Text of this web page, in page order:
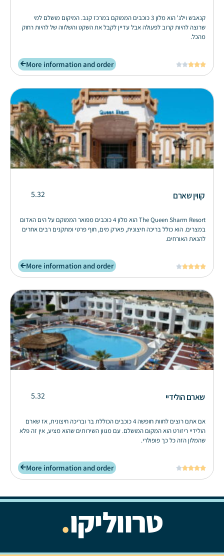
קנאבש וילג' הוא מלון 3 כוכבים הממוקם במרכז קנב. המיקום מושלם למי
שרוצה להיות קרוב לפעולה אבל עדיין לקבל את השקט והשלווה של להיות רחוק
מהכל.





More information and order
קווין שארם 5.32
The Queen Sharm Resort הוא מלון 4 כוכבים מפואר הממוקם על הים האדום
במצרים. הוא כולל בריכה חיצונית, פארק מים, חוף פרטי ומתקנים רבים אחרים
להנאת האורחים.





More information and order
שארם הולידיי 5.32
אם אתם רוצים לחוות חופשה 4 כוכבים הכוללת בר ובריכה חיצונית, אז שארם
הולידיי ריזורט הוא המקום המושלם. עם מגוון השירותים שהוא מציע, אין זה פלא
שהמלון הזה כל כך פופולרי.





More information and order
טרווליקו.